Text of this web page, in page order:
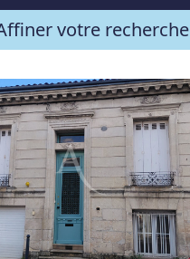
votre recherche